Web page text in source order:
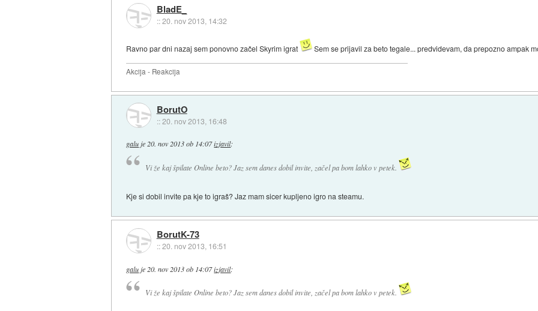
BladE_
::20. nov 2013, 14:32
Ravno par dni nazaj sem ponovno začel Skyrim igrat Sem se prijavil za beto tegale... predvidevam, da prepozno ampak
Akcija - Reakcija
BorutO
::20. nov 2013, 16:48
galuje20. nov 2013 ob 14:07izjavil:
Vi že kaj špilate Online beto? Jaz sem danes dobil invite, začel pa bom lahko v petek.
Kje si dobil invite pa kje to igraš? Jaz mam sicer kupljeno igro na steamu.
BorutK-73
::20. nov 2013, 16:51
galu je 20. nov 2013 ob 14:07izjavil:
Vi že kaj špilate Online beto? Jaz sem danes dobil invite, začel pa bom lahko v petek.